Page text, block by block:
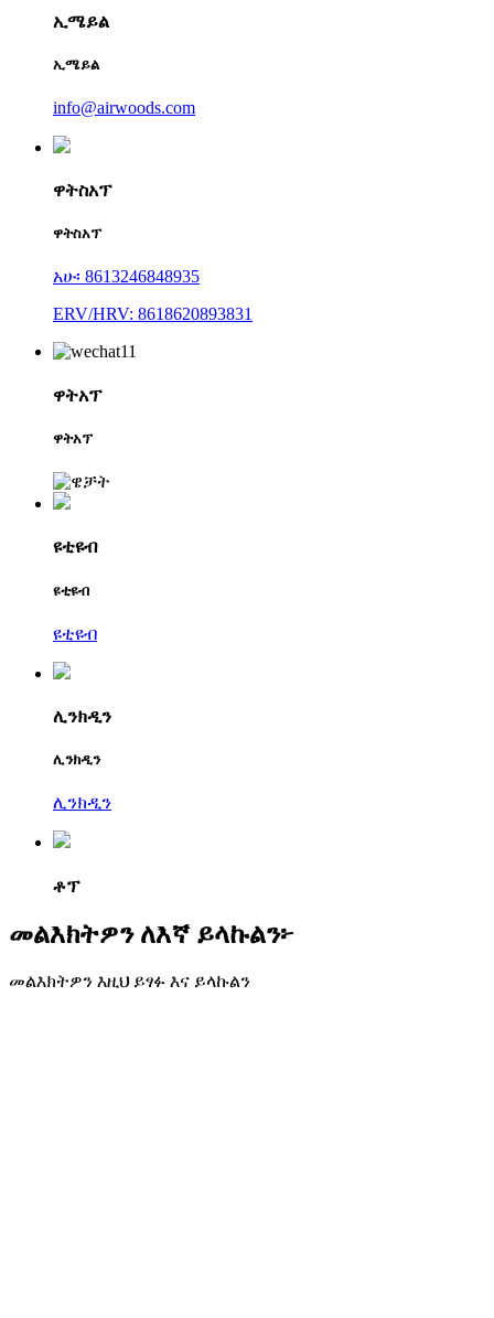
ኢሜይል
ኢሜይል
info@airwoods.com
ዋትስአፕ
ዋትስአፕ
አሁ፡ 8613246848935
ERV/HRV: 8618620893831
ዋትአፕ
ዋትአፕ
ዩቲዩብ
ዩቲዩብ
ዩቲዩብ
ሊንክዲን
ሊንክዲን
ሊንክዲን
ቶፕ
መልእክትዎን ለእኛ ይላኩልን፦
መልእክትዎን እዚህ ይፃፉ እና ይላኩልን